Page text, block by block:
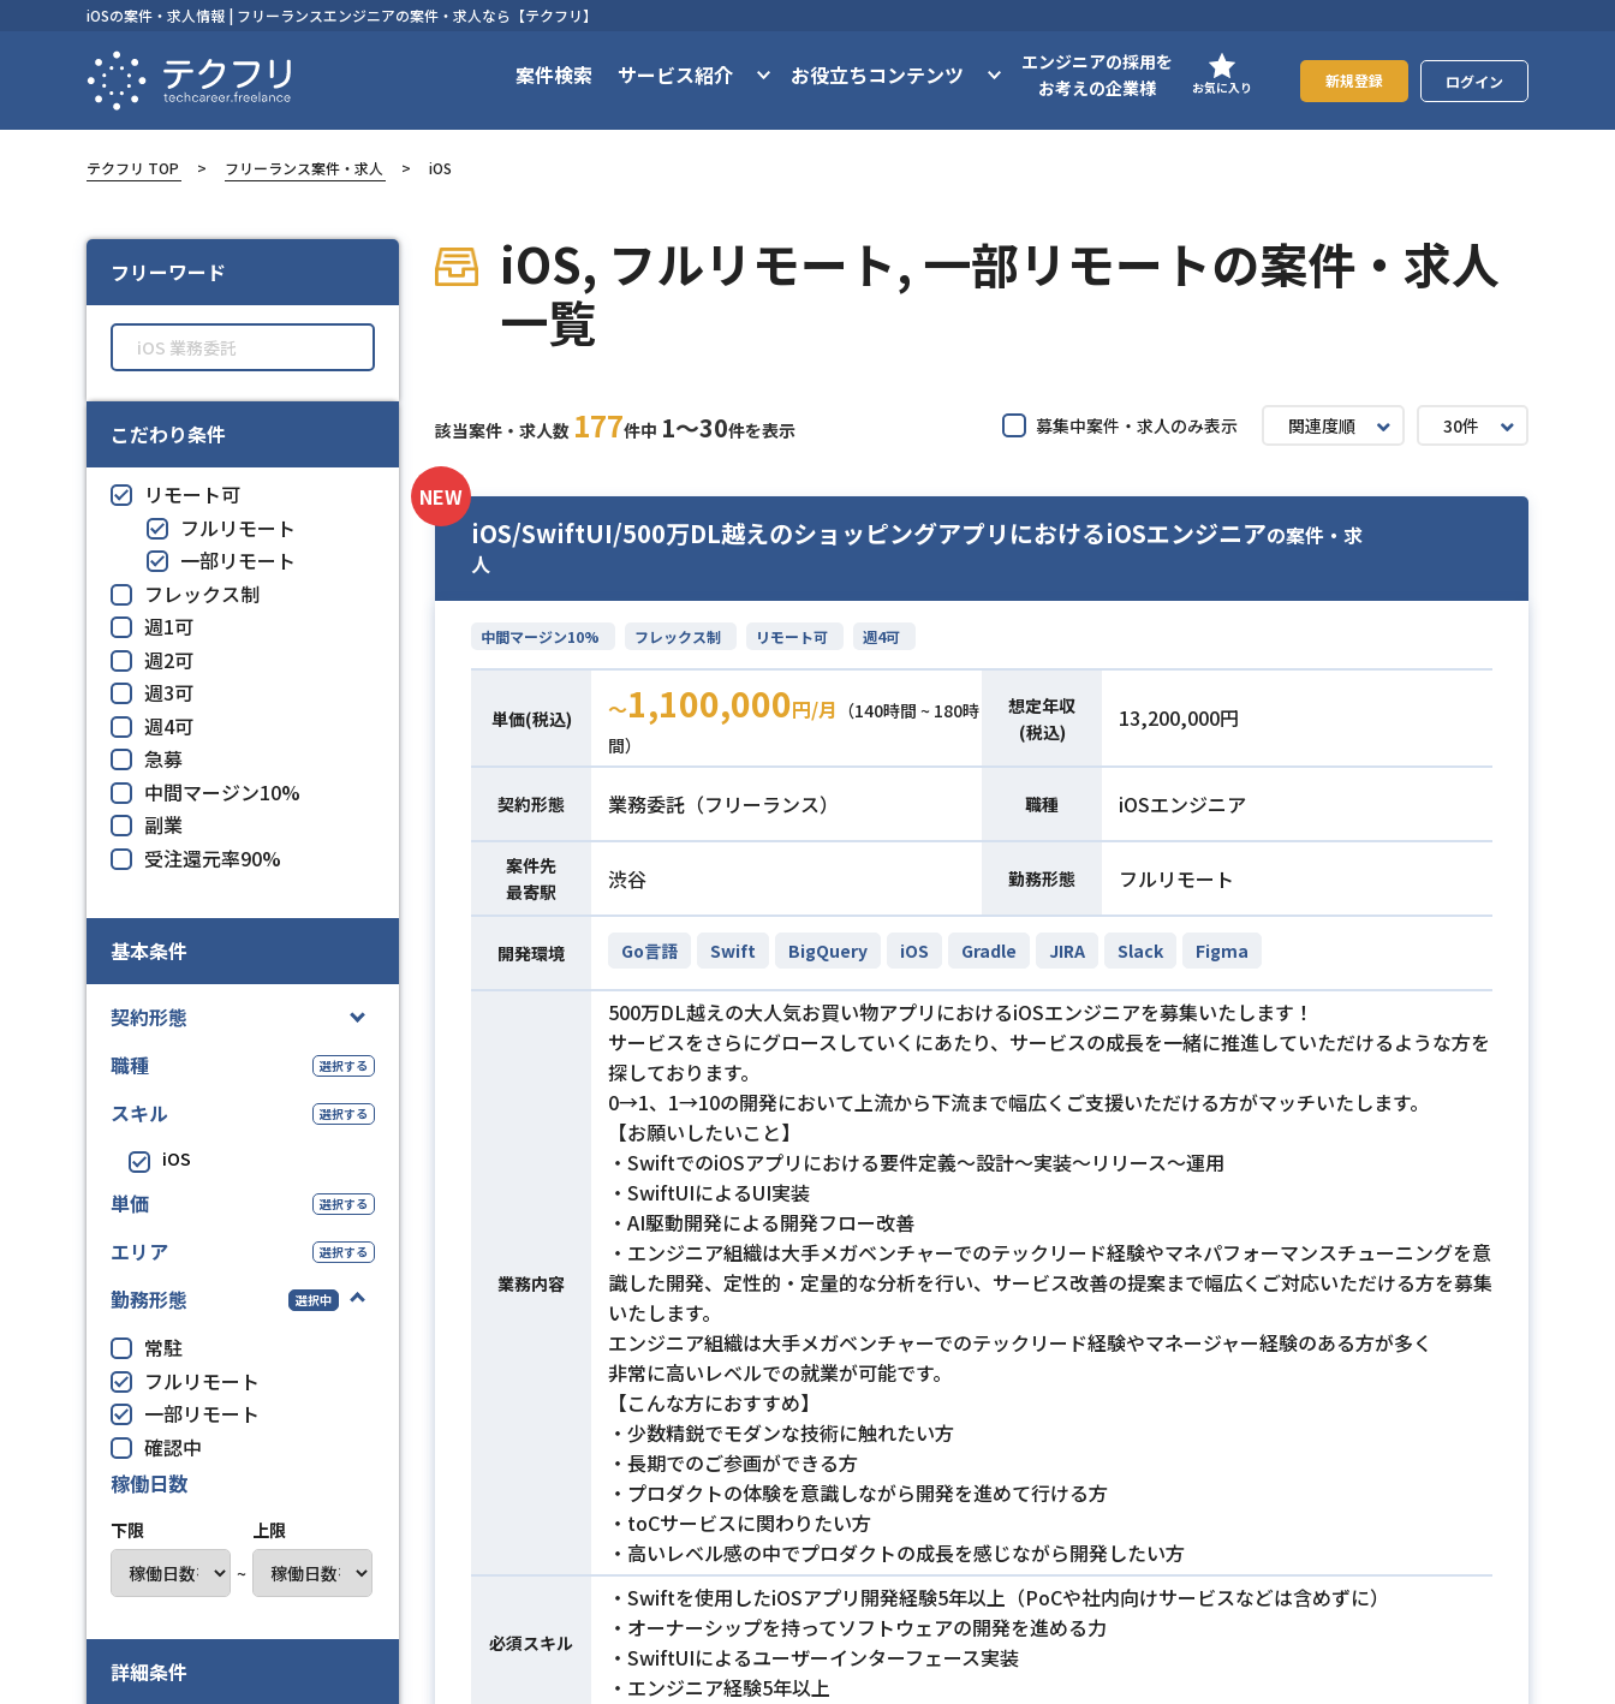
iOSの案件・求人情報 | フリーランスエンジニアの案件・求人なら【テクフリ】
案件検索 サービス紹介 お役立ちコンテンツ
エンジニアの採用を
お考えの企業様
お気に入り 新規登録 ログイン
テクフリ TOP フリーランス案件・求人 iOS
フリーワード
こだわり条件
リモート可
フルリモート
一部リモート
フレックス制
週1可
週2可
週3可
週4可
急募
中間マージン10%
副業
受注還元率90%
基本条件
契約形態
職種
選択する
スキル 選択する
iOS
単価 選択する
エリア 選択する
勤務形態 選択中
常駐
フルリモート
一部リモート
確認中
稼働日数
下限
~
上限
詳細条件
iOS, フルリモート, 一部リモートの案件・求人
一覧
該当案件・求人数 177件中 1〜30件を表示 募集中案件・求人のみ表示 関連度順 30件
NEW
iOS/SwiftUI/500万DL越えのショッピングアプリにおけるiOSエンジニアの案件・求
人
中間マージン10% フレックス制 リモート可 週4可
単価(税込) 〜1,100,000円/月 （140時間 ~ 180時
間）
想定年収
(税込)
13,200,000円
契約形態 業務委託（フリーランス） 職種 iOSエンジニア
案件先
最寄駅
渋谷 勤務形態 フルリモート
開発環境 Go言語 Swift BigQuery iOS Gradle JIRA Slack Figma
業務内容
500万DL越えの大人気お買い物アプリにおけるiOSエンジニアを募集いたします！
サービスをさらにグロースしていくにあたり、サービスの成長を一緒に推進していただけるような方を
探しております。
0→1、1→10の開発において上流から下流まで幅広くご支援いただける方がマッチいたします。
【お願いしたいこと】
・SwiftでのiOSアプリにおける要件定義〜設計〜実装〜リリース〜運用
・SwiftUIによるUI実装
・AI駆動開発による開発フロー改善
・エンジニア組織は大手メガベンチャーでのテックリード経験やマネパフォーマンスチューニングを意
識した開発、定性的・定量的な分析を行い、サービス改善の提案まで幅広くご対応いただける方を募集
いたします。
エンジニア組織は大手メガベンチャーでのテックリード経験やマネージャー経験のある方が多く
非常に高いレベルでの就業が可能です。
【こんな方におすすめ】
・少数精鋭でモダンな技術に触れたい方
・長期でのご参画ができる方
・プロダクトの体験を意識しながら開発を進めて行ける方
・toCサービスに関わりたい方
・高いレベル感の中でプロダクトの成長を感じながら開発したい方
必須スキル
・Swiftを使用したiOSアプリ開発経験5年以上（PoCや社内向けサービスなどは含めずに）
・オーナーシップを持ってソフトウェアの開発を進める力
・SwiftUIによるユーザーインターフェース実装
・エンジニア経験5年以上